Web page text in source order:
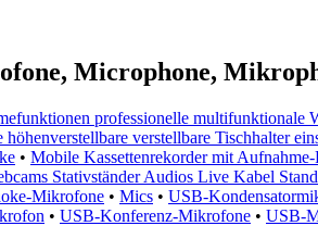
Microphone,
professionelle multifunktionale
höhenverstellbare verstellbare Tischhalter
• Mobile Kassettenrekorder mit
Stativständer Audios Live Kabel
Mikrofone • Mics • USB-
• USB-Konferenz-Mikrofone • USB-